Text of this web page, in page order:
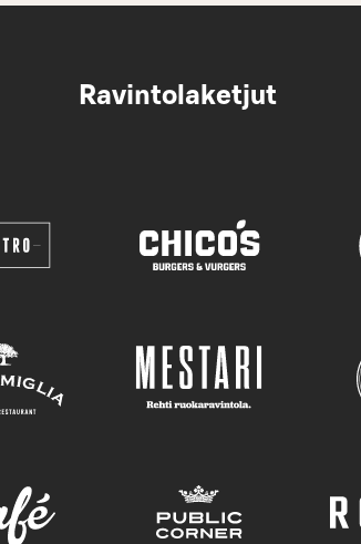
Ravintolaketjut